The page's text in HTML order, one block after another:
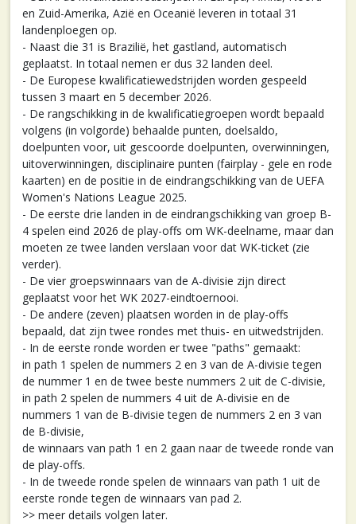
en Zuid-Amerika, Azië en Oceanië leveren in totaal 31
landenploegen op.
- Naast die 31 is Brazilië, het gastland, automatisch
geplaatst. In totaal nemen er dus 32 landen deel.
- De Europese kwalificatiewedstrijden worden gespeeld
tussen 3 maart en 5 december 2026.
- De rangschikking in de kwalificatiegroepen wordt bepaald
volgens (in volgorde) behaalde punten, doelsaldo,
doelpunten voor, uit gescoorde doelpunten, overwinningen,
uitoverwinningen, disciplinaire punten (fairplay - gele en rode
kaarten) en de positie in de eindrangschikking van de UEFA
Women's Nations League 2025.
- De eerste drie landen in de eindrangschikking van groep B-
4 spelen eind 2026 de play-offs om WK-deelname, maar dan
moeten ze twee landen verslaan voor dat WK-ticket (zie
verder).
- De vier groepswinnaars van de A-divisie zijn direct
geplaatst voor het WK 2027-eindtoernooi.
- De andere (zeven) plaatsen worden in de play-offs
bepaald, dat zijn twee rondes met thuis- en uitwedstrijden.
- In de eerste ronde worden er twee "paths" gemaakt:
in path 1 spelen de nummers 2 en 3 van de A-divisie tegen
de nummer 1 en de twee beste nummers 2 uit de C-divisie,
in path 2 spelen de nummers 4 uit de A-divisie en de
nummers 1 van de B-divisie tegen de nummers 2 en 3 van
de B-divisie,
de winnaars van path 1 en 2 gaan naar de tweede ronde van
de play-offs.
- In de tweede ronde spelen de winnaars van path 1 uit de
eerste ronde tegen de winnaars van pad 2.
>> meer details volgen later.